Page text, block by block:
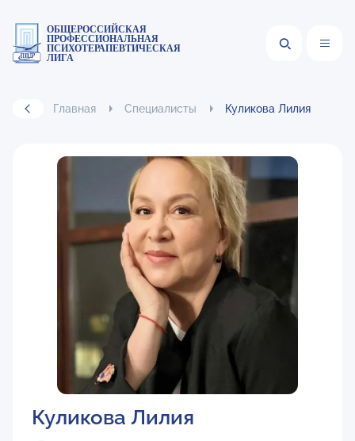
ОБЩЕРОССИЙСКАЯ
ПРОФЕССИОНАЛЬНАЯ
ПСИХОТЕРАПЕВТИЧЕСКАЯ
ЛИГА
Главная Специалисты Куликова Лилия
Куликова Лилия